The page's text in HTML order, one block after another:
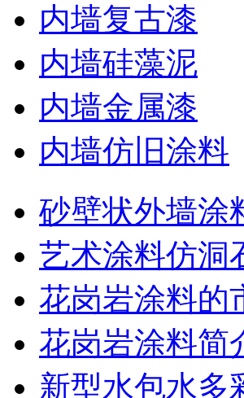
内墙复古漆
内墙硅藻泥
内墙金属漆
内墙仿旧涂料
砂壁状外墙涂
艺术涂料仿洞
花岗岩涂料的
花岗岩涂料简
新型水包水多